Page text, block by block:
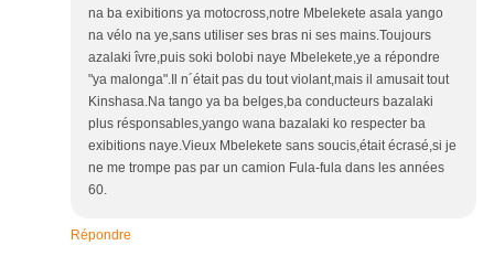
na ba exibitions ya motocross,notre Mbelekete asala yango
na vélo na ye,sans utiliser ses bras ni ses mains.Toujours
azalaki îvre,puis soki bolobi naye Mbelekete,ye a répondre
"ya malonga".Il n´était pas du tout violant,mais il amusait tout
Kinshasa.Na tango ya ba belges,ba conducteurs bazalaki
plus résponsables,yango wana bazalaki ko respecter ba
exibitions naye.Vieux Mbelekete sans soucis,était écrasé,si je
ne me trompe pas par un camion Fula-fula dans les années
60.
Répondre